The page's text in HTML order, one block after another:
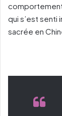
comportement
qui s’est senti
sacrée en